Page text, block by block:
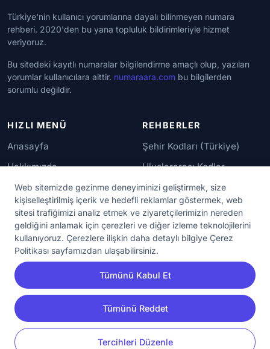
Web sitemizde gezinme deneyiminizi geliştirmek, size
kişiselleştirilmiş içerik ve hedefli reklamlar göstermek, web
sitesi trafiğimizi analiz etmek ve ziyaretçilerimizin nereden
geldiğini anlamak için çerezleri ve diğer izleme teknolojilerini
kullanıyoruz. Çerezlere ilişkin daha detaylı bilgiye Çerez
Politikası sayfamızdan ulaşabilirsiniz.
Tümünü Kabul Et
Tümünü Reddet
Tercihleri Düzenle
Türkiye'nin kullanıcı yorumlarına dayalı bilinmeyen numara
rehberi. 2020'den bu yana topluluk bildirimleriyle hizmet
veriyoruz.
Bu sitedeki kayıtlı numaralar bilgilendirme amaçlı olup, yazılan
yorumlar kullanıcılara aittir. numaraara.com bu bilgilerden
sorumlu değildir.
HIZLI MENÜ
Anasayfa
Hakkımızda
İletişim
REHBERLER
Şehir Kodları (Türkiye)
Uluslararası Kodlar
Güvenilir Numaralar
YASAL KORUMA
Kullanım Koşulları
Gizlilik Sözleşmesi
KVKK Aydınlatma Metni
Çerez Ayarları